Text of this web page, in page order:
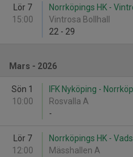
Lör 7
15:00
Norrköpings HK -
Vintrosa Bollhall
22 - 29
Mars - 2026
Sön 1
10:00
IFK Nyköping -
Rosvalla A
-
Lör 7
12:00
Norrköpings HK -
Mässhallen A